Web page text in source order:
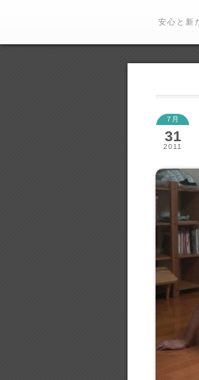
安心と新
7月
31
2011